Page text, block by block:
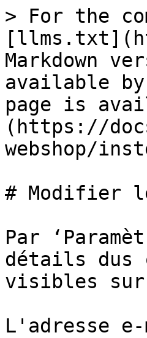
> For the
Markdown
available
page is
(https://
webshop/
# Modifier
Par
détails dus
visibles
L'adresse